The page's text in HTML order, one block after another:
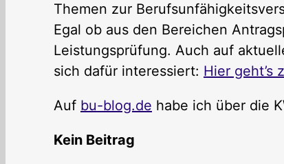
Themen zur
Egal ob aus den Bereichen
Leistungsprüfung. Auch auf
sich dafür interessiert: Hier geht’s
Auf bu-blog.de habe ich über die
Kein Beitrag